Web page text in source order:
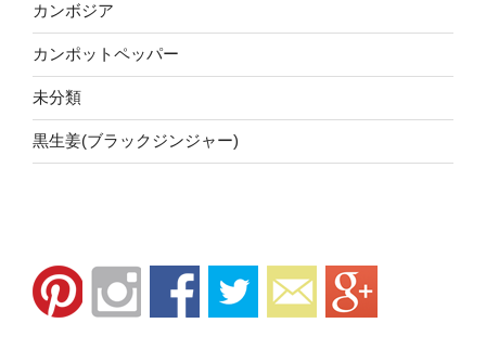
カンボジア
カンポットペッパー
未分類
黒生姜(ブラックジンジャー)